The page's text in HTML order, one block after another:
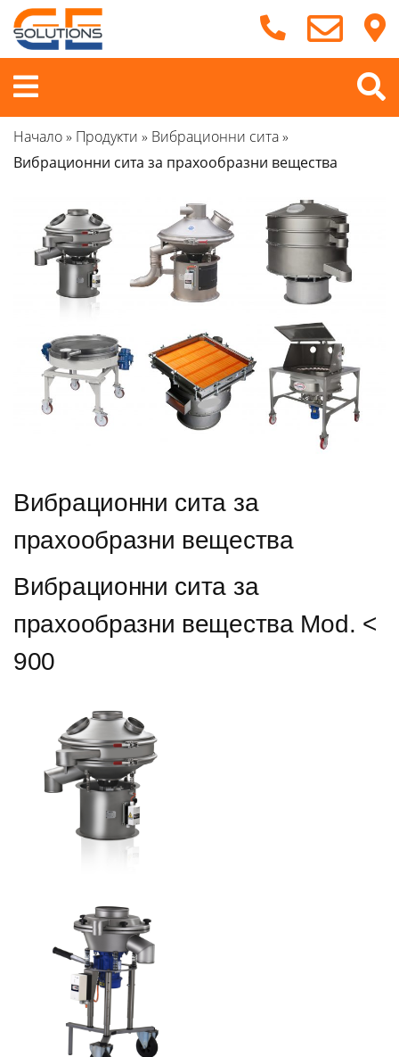
Продължете
към
съдържанието
Меню
Начало» Продукти » Вибрационни сита»
Вибрационни сита за прахообразни вещества
Вибрационни сита за
прахообразни вещества
Вибрационни сита за
прахообразни вещества Mod. <
900